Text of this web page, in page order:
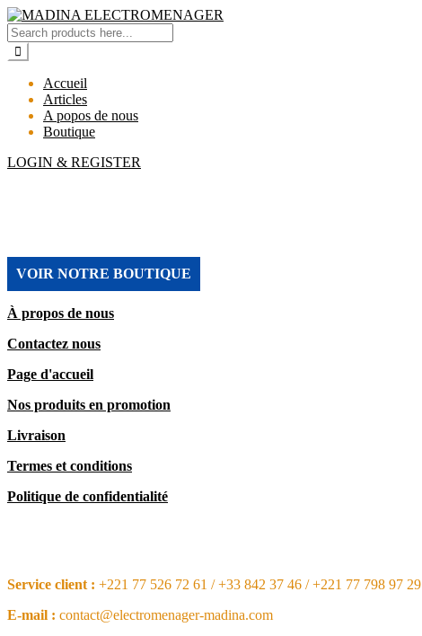
Accueil
Articles
A popos de nous
Boutique
LOGIN & REGISTER
VOIR NOTRE BOUTIQUE
À propos de nous
Contactez nous
Page d'accueil
Nos produits en promotion
Livraison
Termes et conditions
Politique de confidentialité
Service client : +221 77 526 72 61 / +33 842 37 46 / +221 77 798 97 29
E-mail : contact@electromenager-madina.com